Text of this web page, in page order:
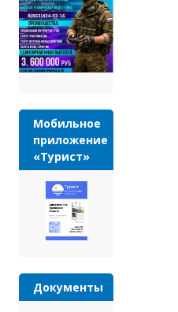
Мобильное
приложение
«Турист»
Документы